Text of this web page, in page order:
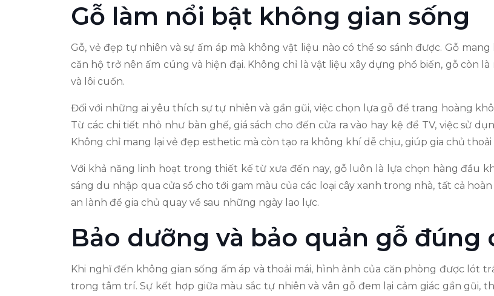
Gỗ làm nổi bật không gian sống
Gỗ, vẻ đẹp tự nhiên và sự ấm áp mà không vật liệu nào có thể so sánh được. Gỗ
căn hộ trở nên ấm cúng và hiện đại. Không chỉ là vật liệu xây dựng phổ biến, gỗ còn
và lôi cuốn.
Đối với những ai yêu thích sự tự nhiên và gần gũi, việc chọn lựa gỗ để trang hoàng
Từ các chi tiết nhỏ như bàn ghế, giá sách cho đến cửa ra vào hay kệ để TV, việc sử
Không chỉ mang lại vẻ đẹp esthetic mà còn tạo ra không khí dễ chịu, giúp gia chủ
Với khả năng linh hoạt trong thiết kế từ xưa đến nay, gỗ luôn là lựa chọn hàng đầu
sáng du nhập qua cửa sổ cho tới gam màu của các loại cây xanh trong nhà, tất cả
an lành để gia chủ quay về sau những ngày lao lực.
Bảo dưỡng và bảo quản gỗ đúng
Khi nghĩ đến không gian sống ấm áp và thoải mái, hình ảnh của căn phòng được lót
trong tâm trí. Sự kết hợp giữa màu sắc tự nhiên và vân gỗ đem lại cảm giác gần gũi,